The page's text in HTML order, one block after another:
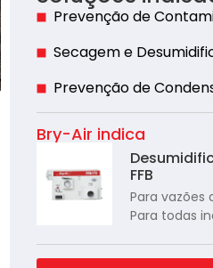
Prevenção de
Secagem e
Prevenção de
Bry-Air indica
FFB
Para vazões
Para todas